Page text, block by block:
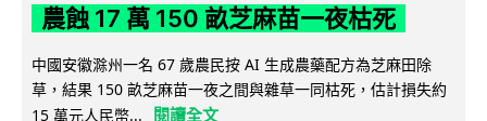
農蝕 17 萬 150 畝芝麻苗一夜枯死
中國安徽滁州一名 67 歲農民按 AI 生成農藥配方為芝麻田除
草，結果 150 畝芝麻苗一夜之間與雜草一同枯死，估計損失約
15 萬元人民幣...
閱讀全文